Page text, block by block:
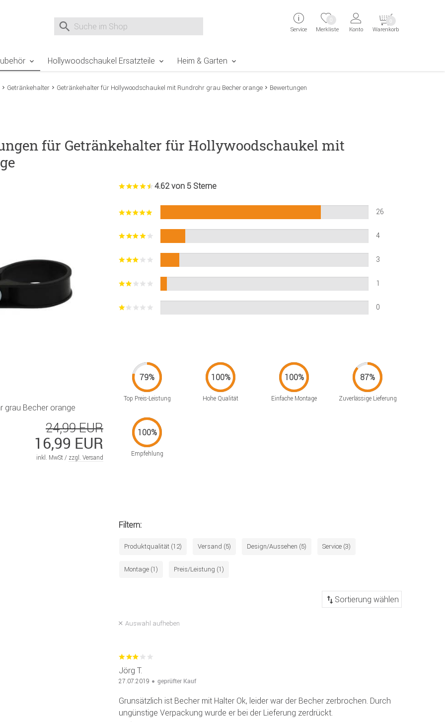
Suche nach
Service Merkliste
0
Konto Warenkorb
0
Hollywoodschaukel Ersatzteile Heim & Garten
Getränkehalter Getränkehalter für Hollywoodschaukel mit Rundrohr grau Becher orange Bewertungen
für Getränkehalter für Hollywoodschaukel mit
grau Becher orange
24,99 EUR
16,99 EUR
inkl. MwSt / zzgl. Versand
4.62 von 5 Sterne
26
4
3
1
0
Top Preis-Leistung Hohe Qualität Einfache Montage Zuverlässige Lieferung
Empfehlung
Filtern:
Produktqualität (12) Versand (5) Design/Aussehen (5) Service (3)
Montage (1) Preis/Leistung (1)
Auswahl aufheben
Jörg T.
27.07.2019 geprüfter Kauf
Grunsätzlich ist Becher mit Halter Ok, leider war der Becher zerbrochen. Durch
ungünstige Verpackung wurde er bei der Lieferung zerdrückt.